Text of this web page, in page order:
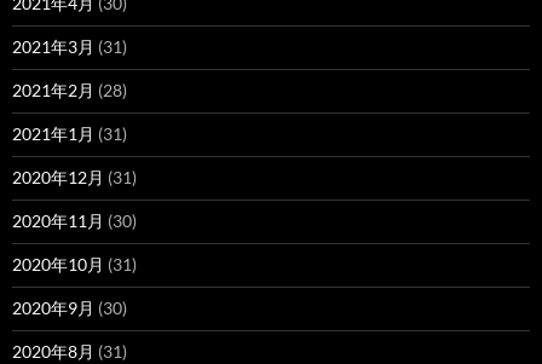
2021年3月 (31)
2021年2月 (28)
2021年1月 (31)
2020年12月 (31)
2020年11月 (30)
2020年10月 (31)
2020年9月 (30)
2020年8月 (31)